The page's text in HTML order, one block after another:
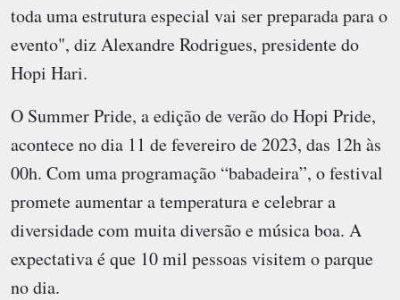
toda uma estrutura especial vai ser preparada para o
evento", diz Alexandre Rodrigues, presidente do
Hopi Hari.
O Summer Pride, a edição de verão do Hopi Pride,
acontece no dia 11 de fevereiro de 2023, das 12h às
00h. Com uma programação “babadeira”, o festival
promete aumentar a temperatura e celebrar a
diversidade com muita diversão e música boa. A
expectativa é que 10 mil pessoas visitem o parque
no dia.